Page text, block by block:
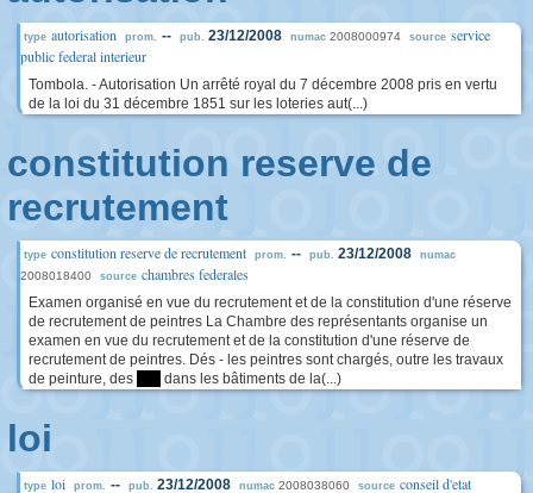
type autorisation prom. -- pub. 23/12/2008 numac 2008000974 source service
public federal interieur
Tombola. - Autorisation Un arrêté royal du 7 décembre 2008 pris en vertu
de la loi du 31 décembre 1851 sur les loteries aut(...)
constitution reserve de
recrutement
type constitution reserve de recrutement prom. -- pub. 23/12/2008 numac
2008018400 source chambres federales
Examen organisé en vue du recrutement et de la constitution d'une réserve
de recrutement de peintres La Chambre des représentants organise un
examen en vue du recrutement et de la constitution d'une réserve de
recrutement de peintres. Dés - les peintres sont chargés, outre les travaux
de peinture, des
dans les bâtiments de la(...)
loi
type loi prom. -- pub. 23/12/2008 numac 2008038060 source conseil d'etat